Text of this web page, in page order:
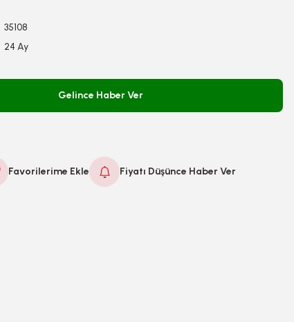
35108
24 Ay
Gelince Haber Ver
Fiyatı Düşünce Haber Ver